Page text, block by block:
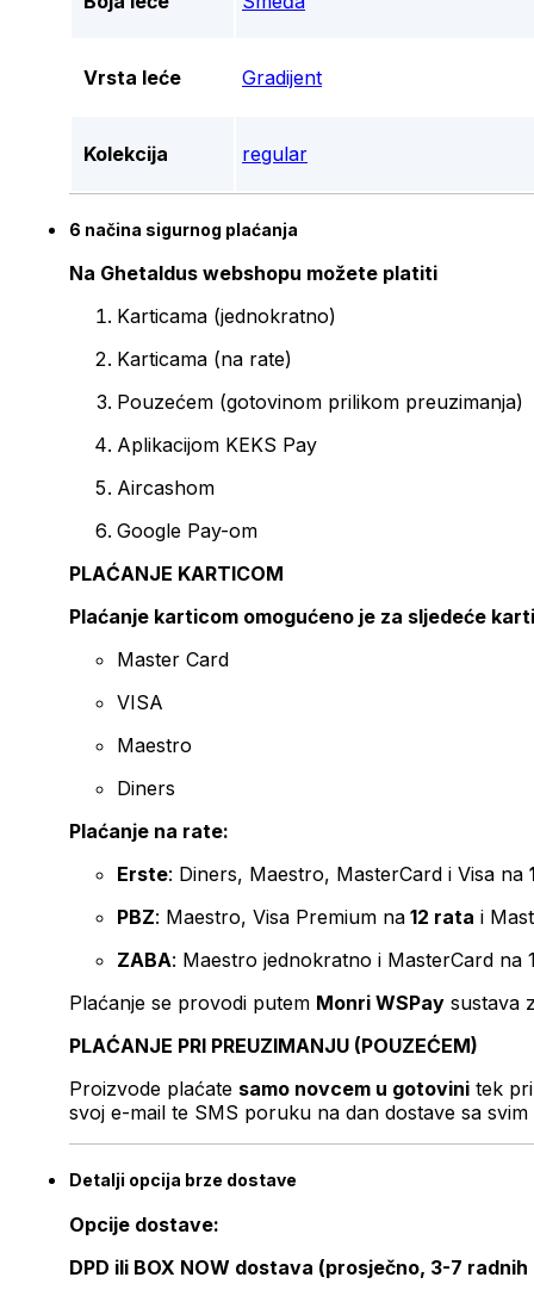
Vrsta leće Gradijent
Kolekcija regular
6 načina sigurnog plaćanja
Na Ghetaldus webshopu možete platiti
Karticama (jednokratno)
Karticama (na rate)
Pouzećem (gotovinom prilikom preuzimanja)
Aplikacijom KEKS Pay
Aircashom
Google Pay-om
PLAĆANJE KARTICOM
Plaćanje karticom omogućeno je za sljedeće
Master Card
VISA
Maestro
Diners
Plaćanje na rate:
Erste: Diners, Maestro, MasterCard i Visa na
PBZ: Maestro, Visa Premium na 12 rata i
ZABA: Maestro jednokratno i MasterCard na
Plaćanje se provodi putem Monri WSPay sustava
PLAĆANJE PRI PREUZIMANJU (POUZEĆEM)
Proizvode plaćate samo novcem u gotovini tek
svoj e-mail te SMS poruku na dan dostave sa svim
Detalji opcija brze dostave
Opcije dostave:
DPD ili BOX NOW dostava (prosječno, 3-7 radnih